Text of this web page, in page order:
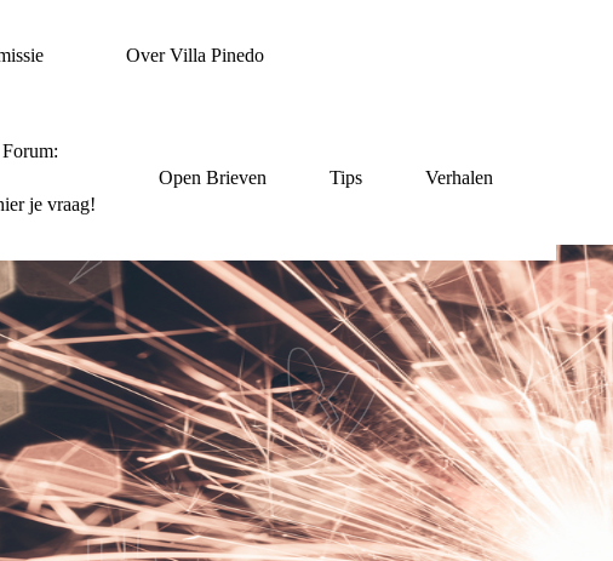
Over Villa Pinedo
Forum:
je vraag!
Open Brieven Tips Verhalen
EN NIEUW